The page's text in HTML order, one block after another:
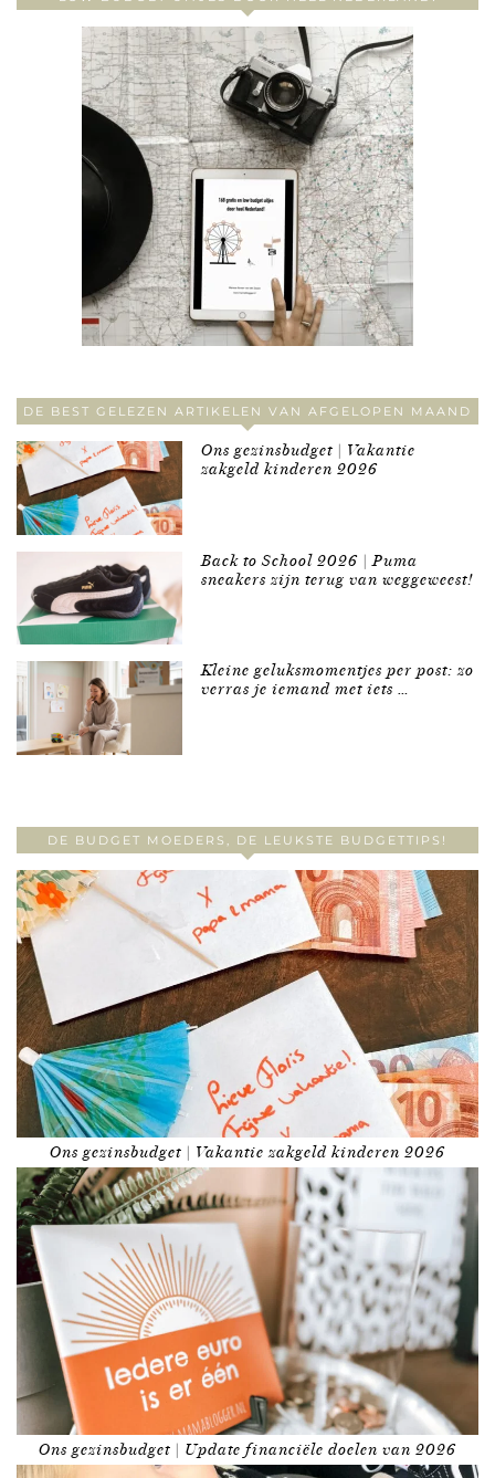
DE BEST GELEZEN ARTIKELEN VAN AFGELOPEN MAAND
Ons gezinsbudget | Vakantie
zakgeld kinderen 2026
Back to School 2026 | Puma
sneakers zijn terug van weggeweest!
Kleine geluksmomentjes per post: zo
verras je iemand met iets …
DE BUDGET MOEDERS, DE LEUKSTE BUDGETTIPS!
Ons gezinsbudget | Vakantie zakgeld kinderen 2026
Ons gezinsbudget | Update financiële doelen van 2026